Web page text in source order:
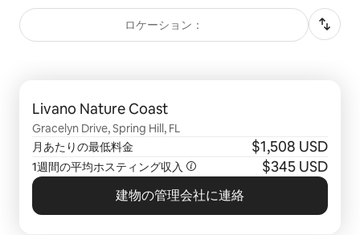
ロケーション：
Livano Nature Coast
Gracelyn Drive, Spring Hill, FL
月あたりの最低料金
$1,508 USD
1週間の平均ホスティング収入 $345 USD
建物の管理会社に連絡